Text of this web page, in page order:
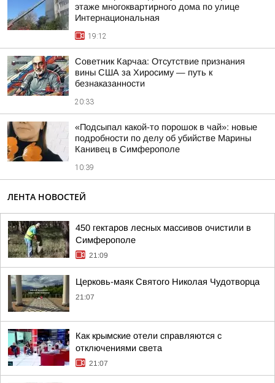
этаже многоквартирного дома по улице
Интернациональная
19:12
Советник Карчаа: Отсутствие признания
вины США за Хиросиму — путь к
безнаказанности
20:33
«Подсыпал какой-то порошок в чай»: новые
подробности по делу об убийстве Марины
Канивец в Симферополе
10:39
ЛЕНТА НОВОСТЕЙ
450 гектаров лесных массивов очистили в
Симферополе
21:09
Церковь-маяк Святого Николая Чудотворца
21:07
Как крымские отели справляются с
отключениями света
21:07